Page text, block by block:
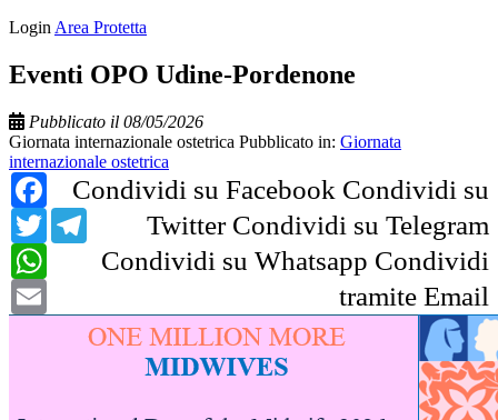
Login Area Protetta
Eventi OPO Udine-Pordenone
Pubblicato il 08/05/2026
Giornata internazionale ostetrica Pubblicato in: Giornata
internazionale ostetrica
Condividi su Facebook
Facebook
Condividi su
Twitter
Twitter Condividi su Telegram
Telegram
Condividi su Whatsapp
WhatsApp
Condividi
tramite Email